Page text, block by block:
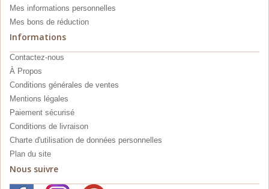
Mes informations personnelles
Mes bons de réduction
Informations
Contactez-nous
À Propos
Conditions générales de ventes
Mentions légales
Paiement sécurisé
Conditions de livraison
Charte d'utilisation de données personnelles
Plan du site
Nous suivre